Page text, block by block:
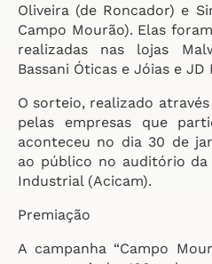
Oliveira (de Roncador) e
Campo Mourão). Elas
realizadas nas lojas
Bassani Óticas e Jóias e JD
O sorteio, realizado
pelas empresas que
aconteceu no dia 30 de
ao público no auditório da
Industrial (Acicam).
Premiação
A campanha “Campo